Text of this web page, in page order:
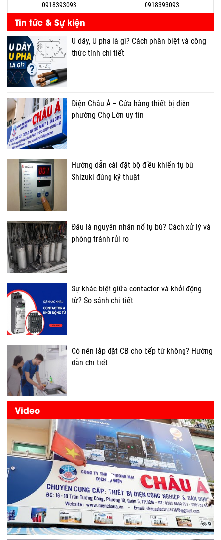
0918393093
0918393093
Tin tức & Sự kiện
U dây, U pha là gì? Cách phân biệt và công
thức tính chi tiết
Điện Châu Á – Cửa hàng thiết bị điện
phường Chợ Lớn uy tín
Hướng dẫn cài đặt bộ điều khiển tụ bù
Shizuki đúng kỹ thuật
Đâu là nguyên nhân nổ tụ bù? Cách xử lý và
phòng tránh rủi ro
Sự khác biệt giữa contactor và khởi động
từ? So sánh chi tiết
Có nên lắp đặt CB cho bếp từ không? Hướng
dẫn chi tiết
Video